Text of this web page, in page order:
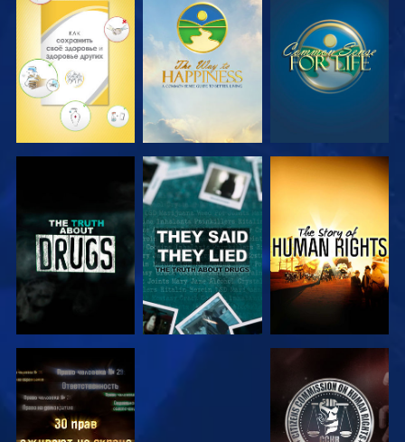
СМОТРЕТЬ СМОТРЕТЬ СМОТРЕТЬ
СМОТРЕТЬ СМОТРЕТЬ
СМОТРЕТЬ СМОТРЕТЬ